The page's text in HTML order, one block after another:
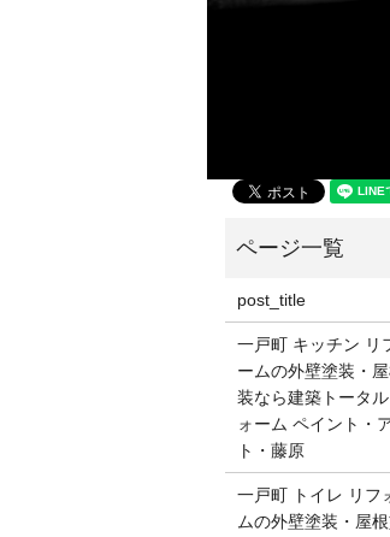
post_title
一戸町 キッチン リ
ームの外壁塗装・
装なら建築トータ
ォーム ペイント・
ト・藤原
一戸町 トイレ リフ
ムの外壁塗装・屋